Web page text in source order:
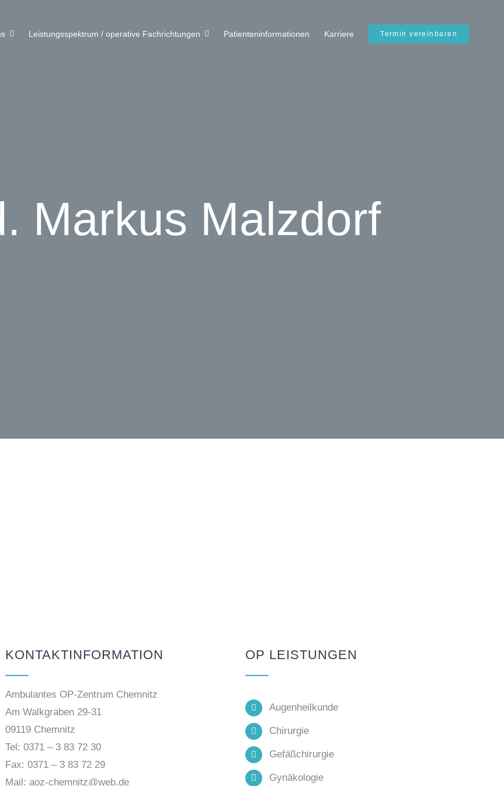
Leistungsspektrum / operative Fachrichtungen Patienteninformationen Karriere Termin vereinbaren
Markus Malzdorf
KONTAKTINFORMATION
Ambulantes OP-Zentrum Chemnitz
Am Walkgraben 29-31
09119 Chemnitz
Tel: 0371 – 3 83 72 30
Fax: 0371 – 3 83 72 29
Mail: aoz-chemnitz@web.de
OP LEISTUNGEN
Augenheilkunde
Chirurgie
Gefäßchirurgie
Gynäkologie